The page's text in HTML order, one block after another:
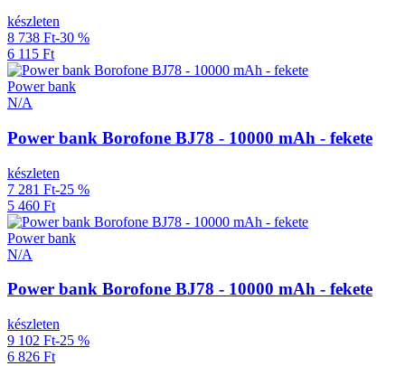
készleten
8 738 Ft-30 %
6 115 Ft
Power bank
N/A
Power bank Borofone BJ78 - 10000 mAh - fekete
készleten
7 281 Ft-25 %
5 460 Ft
Power bank
N/A
Power bank Borofone BJ78 - 10000 mAh - fekete
készleten
9 102 Ft-25 %
6 826 Ft